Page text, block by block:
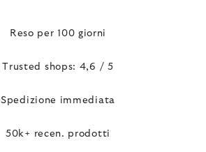
Reso per 100 giorni
Trusted shops: 4,6 / 5
Spedizione immediata
50k+ recen. prodotti